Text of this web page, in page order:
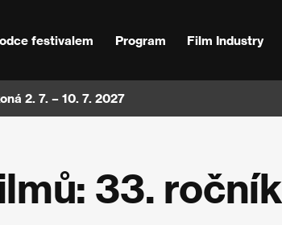
festivalem Program Film Industry
2. 7. – 10. 7. 2027
33. ročník